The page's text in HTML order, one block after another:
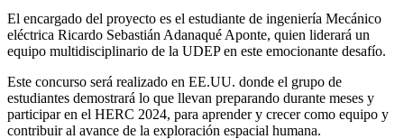
El encargado del proyecto es el estudiante de ingeniería Mecánico
eléctrica Ricardo Sebastián Adanaqué Aponte, quien liderará un
equipo multidisciplinario de la UDEP en este emocionante desafío.
Este concurso será realizado en EE.UU. donde el grupo de
estudiantes demostrará lo que llevan preparando durante meses y
participar en el HERC 2024, para aprender y crecer como equipo y
contribuir al avance de la exploración espacial humana.